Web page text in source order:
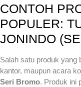
CONTOH
POPULER:
JONINDO
Salah satu produk yang
kantor, maupun acara
Seri Bromo. Produk ini